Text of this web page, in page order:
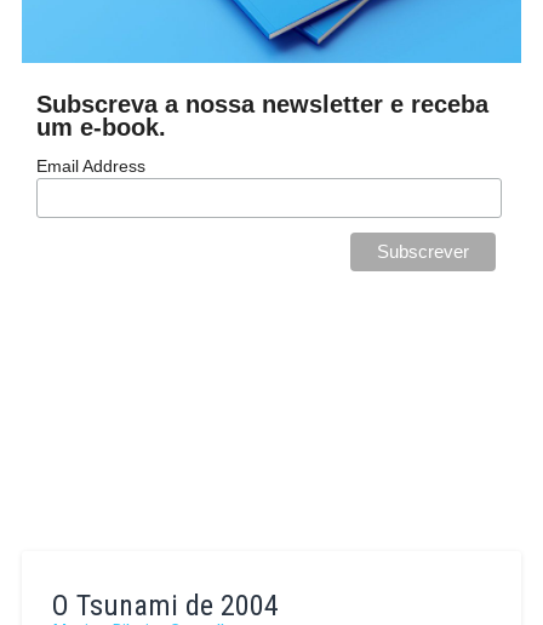
Subscreva a nossa newsletter e receba
um e-book.
Email Address
O Tsunami de 2004